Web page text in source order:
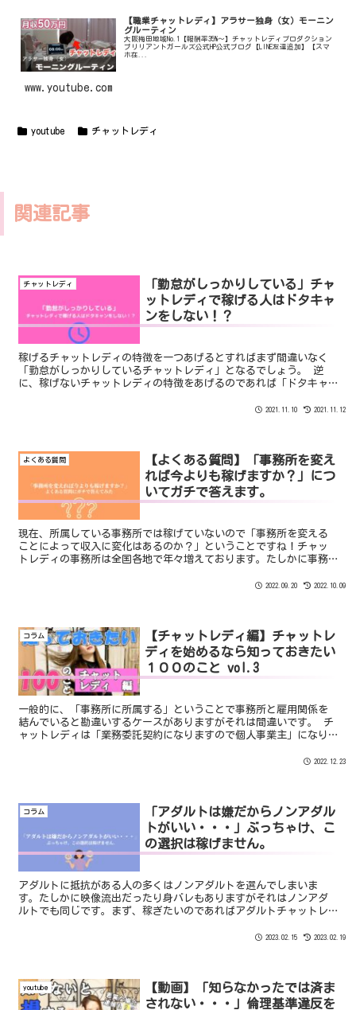
【職業チャットレディ】アラサー独身（女）モーニン
グルーティン
大阪梅田地域No.1【報酬率35%〜】チャットレディプロダクション
ブリリアントガールズ公式HP公式ブログ【LINE友達追加】【スマ
ホ在...
www.youtube.com
youtube チャットレディ
関連記事
チャットレディ
「勤怠がしっかりしている」チャ
ットレディで稼げる人はドタキャ
ンをしない！？
稼げるチャットレディの特徴を一つあげるとすればまず間違いなく
「勤怠がしっかりしているチャットレディ」となるでしょう。 逆
に、稼げないチャットレディの特徴をあげるのであれば「ドタキャ
2021.11.10 2021.11.12
よくある質問
【よくある質問】「事務所を変え
れば今よりも稼げますか？」につ
いてガチで答えます。
現在、所属している事務所では稼げていないので「事務所を変える
ことによって収入に変化はあるのか？」ということですね！チャッ
トレディの事務所は全国各地で年々増えております。たしかに事務
2022.09.20 2022.10.09
コラム
【チャットレディ編】チャットレ
ディを始めるなら知っておきたい
１００のこと vol.3
一般的に、「事務所に所属する」ということで事務所と雇用関係を
結んでいると勘違いするケースがありますがそれは間違いです。 チ
ャットレディは「業務委託契約になりますので個人事業主」になり
2022.12.23
コラム
「アダルトは嫌だからノンアダル
トがいい・・・」ぶっちゃけ、こ
の選択は稼げません。
アダルトに抵抗がある人の多くはノンアダルトを選んでしまいま
す。たしかに映像流出だったり身バレもありますがそれはノンアダ
ルトでも同じです。まず、稼ぎたいのであればアダルトチャットレ
2023.02.15 2023.02.19
youtube
【動画】「知らなかったでは済ま
されない・・・」倫理基準違反を